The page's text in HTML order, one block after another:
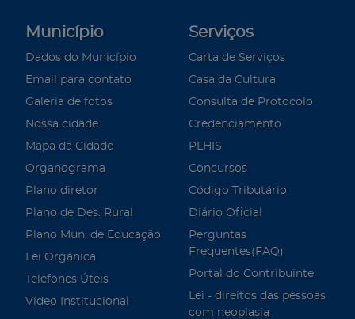
Município
Dados do Município
Email para contato
Galeria de fotos
Nossa cidade
Mapa da Cidade
Organograma
Plano diretor
Plano de Des. Rural
Plano Mun. de Educação
Lei Orgânica
Telefones Úteis
Vídeo Institucional
Serviços
Carta de Serviços
Casa da Cultura
Consulta de Protocolo
Credenciamento
PLHIS
Concursos
Código Tributário
Diário Oficial
Perguntas
Frequentes(FAQ)
Portal do Contribuinte
Lei - direitos das pessoas
com neoplasia